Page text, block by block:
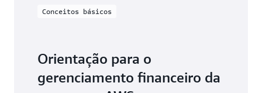
Conceitos básicos
Orientação para o
gerenciamento financeiro da